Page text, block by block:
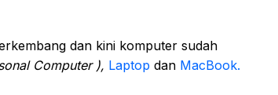
dan kini komputer sudah
Computer ), Laptop dan MacBook.